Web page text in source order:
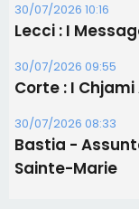
30/07/2026 10:16
Lecci : I
30/07/2026 09:55
Corte : I
30/07/2026 08:33
Bastia -
Sainte-Marie